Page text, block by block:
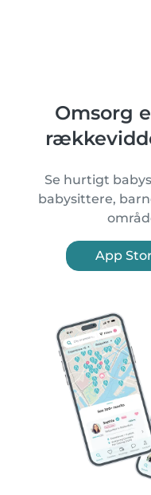
Omsorg
Se hurtigt
babysittere,
App